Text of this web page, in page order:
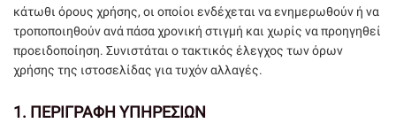
κάτωθι όρους χρήσης, οι οποίοι ενδέχεται να ενημερωθούν ή να
τροποποιηθούν ανά πάσα χρονική στιγμή και χωρίς να προηγηθεί
προειδοποίηση. Συνιστάται ο τακτικός έλεγχος των όρων
χρήσης της ιστοσελίδας για τυχόν αλλαγές.
1. ΠΕΡΙΓΡΑΦΗ ΥΠΗΡΕΣΙΩΝ